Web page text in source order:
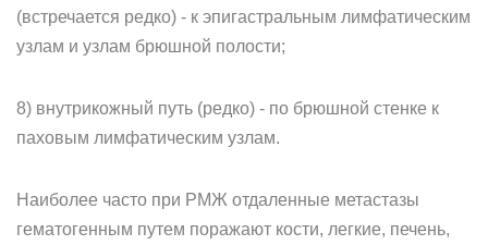
(встречается редко) - к эпигастральным лимфатическим
узлам и узлам брюшной полости;
8) внутрикожный путь (редко) - по брюшной стенке к
паховым лимфатическим узлам.
Наиболее часто при РМЖ отдаленные метастазы
гематогенным путем поражают кости, легкие, печень,